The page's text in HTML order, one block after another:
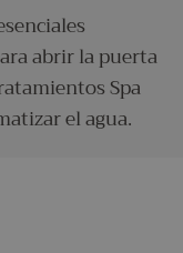
abrir la puerta
Spa
el agua.